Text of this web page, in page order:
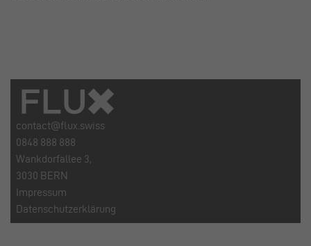
contact@flux.swiss
0848 888 888
Wankdorfallee 3,
3030 BERN
Impressum
Datenschutzerklärung